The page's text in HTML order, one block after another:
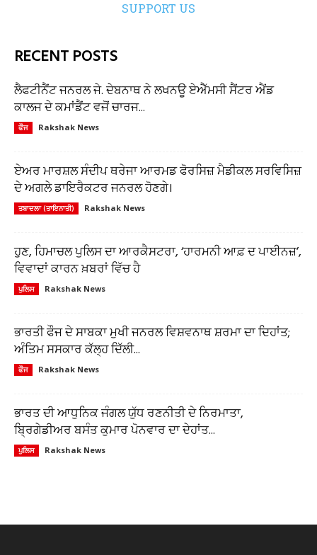
SUPPORT US
RECENT POSTS
ਲੈਫਟੀਨੈਂਟ ਜਨਰਲ ਜੇ. ਦੇਬਨਾਥ ਨੇ ਲਖਨਊ ਏਐੱਮਸੀ ਸੈਂਟਰ ਐਂਡ
ਕਾਲਜ ਦੇ ਕਮਾਂਡੈਂਟ ਵਜੋਂ ਚਾਰਜ...
ਫੌਜ Rakshak News
ਏਅਰ ਮਾਰਸ਼ਲ ਸੰਦੀਪ ਥਰੇਜਾ ਆਰਮਡ ਫੋਰਸਿਜ਼ ਮੈਡੀਕਲ ਸਰਵਿਸਿਜ਼
ਦੇ ਅਗਲੇ ਡਾਇਰੈਕਟਰ ਜਨਰਲ ਹੋਣਗੇ।
ਤਬਾਦਲਾ (ਤਾਇਨਾਤੀ) Rakshak News
ਹੁਣ, ਹਿਮਾਚਲ ਪੁਲਿਸ ਦਾ ਆਰਕੈਸਟਰਾ, ‘ਹਾਰਮਨੀ ਆਫ਼ ਦ ਪਾਈਨਜ਼’,
ਵਿਵਾਦਾਂ ਕਾਰਨ ਖ਼ਬਰਾਂ ਵਿੱਚ ਹੈ
ਪੁਲਿਸ Rakshak News
ਭਾਰਤੀ ਫੌਜ ਦੇ ਸਾਬਕਾ ਮੁਖੀ ਜਨਰਲ ਵਿਸ਼ਵਨਾਥ ਸ਼ਰਮਾ ਦਾ ਦਿਹਾਂਤ;
ਅੰਤਿਮ ਸਸਕਾਰ ਕੱਲ੍ਹ ਦਿੱਲੀ...
ਫੌਜ Rakshak News
ਭਾਰਤ ਦੀ ਆਧੁਨਿਕ ਜੰਗਲ ਯੁੱਧ ਰਣਨੀਤੀ ਦੇ ਨਿਰਮਾਤਾ,
ਬ੍ਰਿਗੇਡੀਅਰ ਬਸੰਤ ਕੁਮਾਰ ਪੋਨਵਾਰ ਦਾ ਦੇਹਾਂਤ...
ਪੁਲਿਸ Rakshak News